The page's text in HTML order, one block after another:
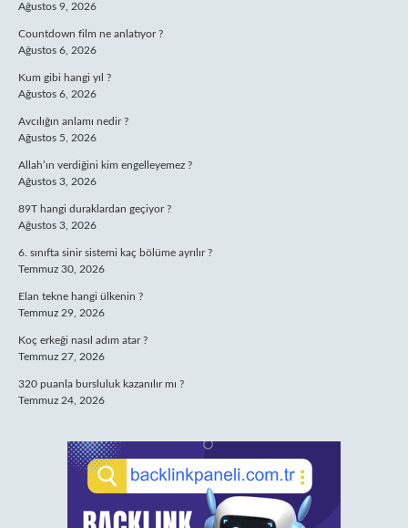
Ağustos 9, 2026
Countdown film ne anlatıyor ?
Ağustos 6, 2026
Kum gibi hangi yıl ?
Ağustos 6, 2026
Avcılığın anlamı nedir ?
Ağustos 5, 2026
Allah’ın verdiğini kim engelleyemez ?
Ağustos 3, 2026
89T hangi duraklardan geçiyor ?
Ağustos 3, 2026
6. sınıfta sinir sistemi kaç bölüme ayrılır ?
Temmuz 30, 2026
Elan tekne hangi ülkenin ?
Temmuz 29, 2026
Koç erkeği nasıl adım atar ?
Temmuz 27, 2026
320 puanla bursluluk kazanılır mı ?
Temmuz 24, 2026